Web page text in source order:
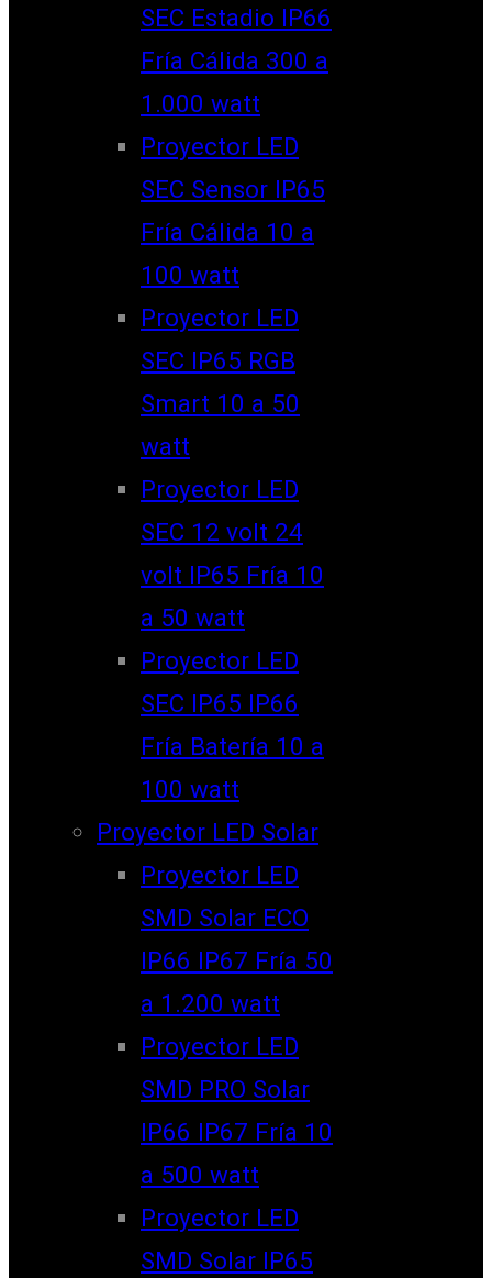
SEC Estadio IP66
Fría Cálida 300 a
1.000 watt
Proyector LED
SEC Sensor IP65
Fría Cálida 10 a
100 watt
Proyector LED
SEC IP65 RGB
Smart 10 a 50
watt
Proyector LED
SEC 12 volt 24
volt IP65 Fría 10
a 50 watt
Proyector LED
SEC IP65 IP66
Fría Batería 10 a
100 watt
Proyector LED Solar
Proyector LED
SMD Solar ECO
IP66 IP67 Fría 50
a 1.200 watt
Proyector LED
SMD PRO Solar
IP66 IP67 Fría 10
a 500 watt
Proyector LED
SMD Solar IP65